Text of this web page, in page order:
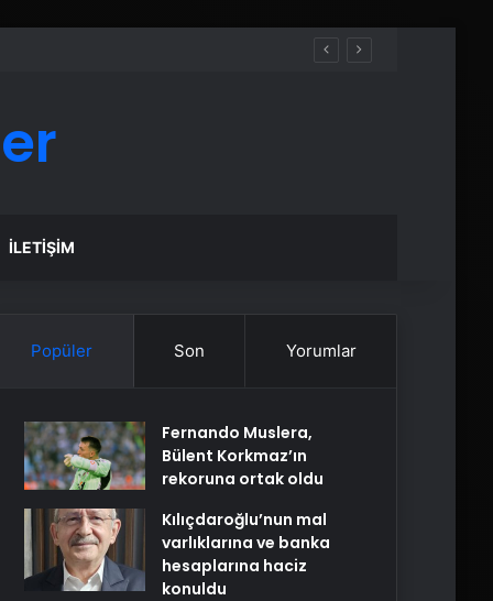
İLETIŞIM
Popüler Son Yorumlar
Fernando Muslera,
Bülent Korkmaz’ın
rekoruna ortak oldu
Kılıçdaroğlu’nun mal
varlıklarına ve banka
hesaplarına haciz
konuldu